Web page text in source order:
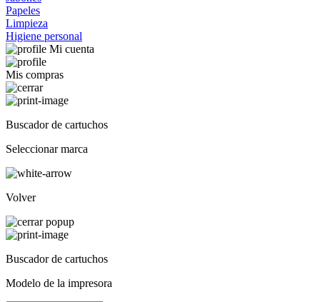
Papeles
Limpieza
Higiene personal
Mi cuenta
Mis compras
Buscador de cartuchos
Seleccionar marca
Volver
Buscador de cartuchos
Modelo de la impresora